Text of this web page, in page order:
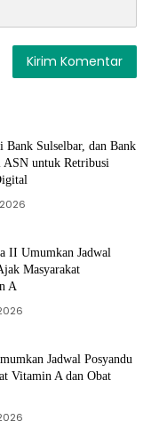
Bank Sulselbar, dan Bank
ASN untuk Retribusi
II Umumkan Jadwal
Masyarakat
A
Jadwal Posyandu
Vitamin A dan Obat